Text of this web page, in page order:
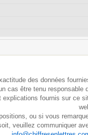
des données
cas être tenu responsable
explications fournis sur ce
ou si vous
veuillez communiquer